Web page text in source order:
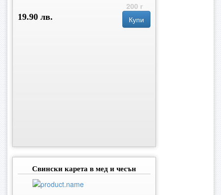
200 г
19.90 лв.
Купи
Свински карета в мед и чесън